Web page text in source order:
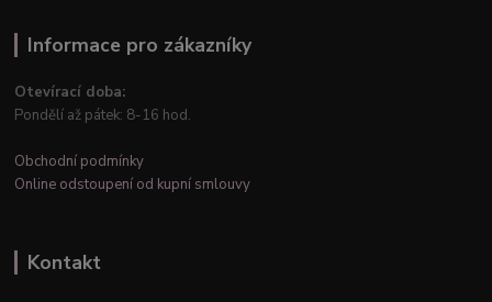
Informace pro zákazníky
Otevírací doba:
Pondělí až pátek: 8-16 hod.
Obchodní podmínky
Online odstoupení od kupní smlouvy
Kontakt